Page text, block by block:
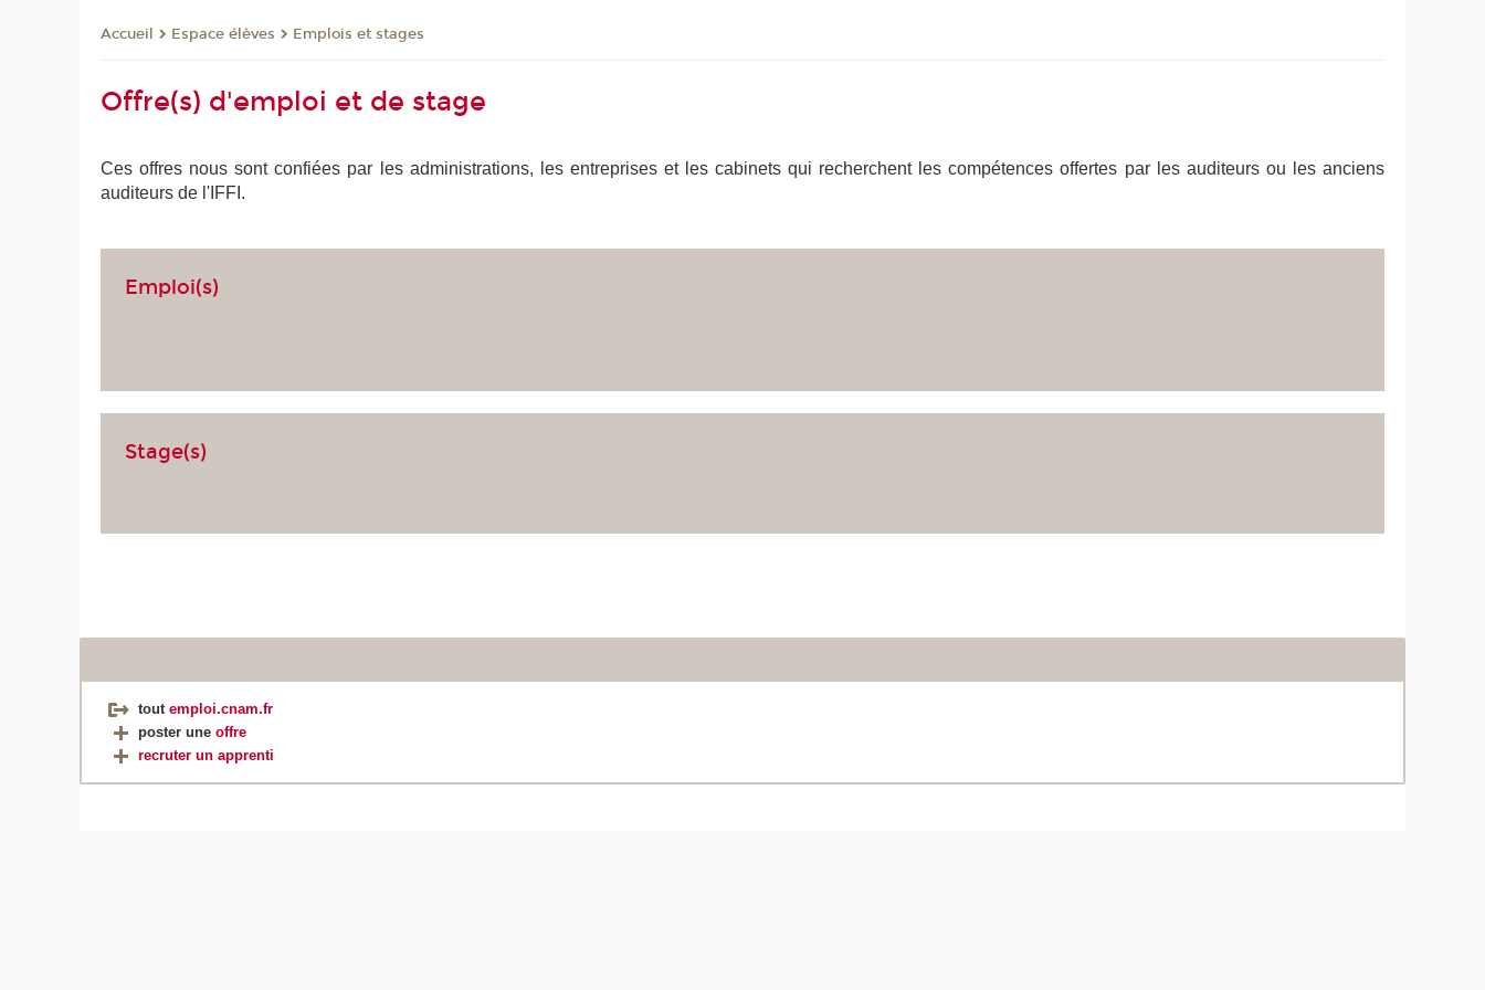
Accueil Espace élèves Emplois et stages
Offre(s) d'emploi et de stage
Ces offres nous sont confiées par les administrations, les entreprises et les cabinets qui recherchent les compétences offertes par les auditeurs ou les anciens
auditeurs de l'IFFI.
Emploi(s)
Stage(s)
toutemploi.cnam.fr
poster uneoffre
recruter un apprenti